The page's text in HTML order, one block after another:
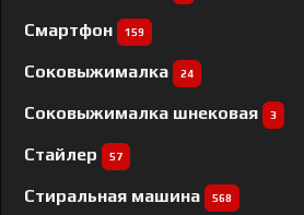
Смартфон 159
Соковыжималка 24
Соковыжималка шнековая 3
Стайлер 57
Стиральная машина 568